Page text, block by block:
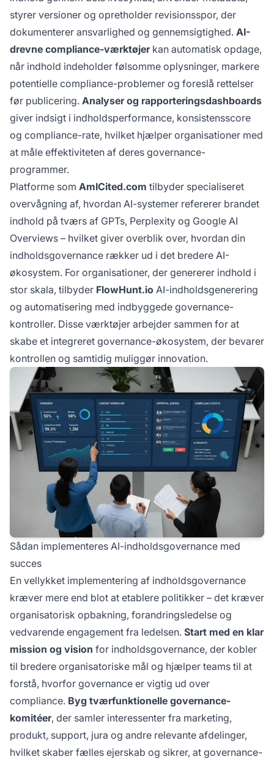
styrer versioner og opretholder revisionsspor, der
dokumenterer ansvarlighed og gennemsigtighed. AI-
drevne compliance-værktøjerkan automatisk opdage,
når indhold indeholder følsomme oplysninger, markere
potentielle compliance-problemer og foreslå rettelser
før publicering. Analyser og rapporteringsdashboards
giver indsigt i indholdsperformance, konsistensscore
og compliance-rate, hvilket hjælper organisationer med
at måle effektiviteten af deres governance-
programmer.
Platforme som AmICited.com tilbyder specialiseret
overvågning af, hvordan AI-systemer refererer brandet
indhold på tværs af GPTs, Perplexity og Google AI
Overviews – hvilket giver overblik over, hvordan din
indholdsgovernance rækker ud i det bredere AI-
økosystem. For organisationer, der genererer indhold i
stor skala, tilbyder FlowHunt.io AI-indholdsgenerering
og automatisering med indbyggede governance-
kontroller. Disse værktøjer arbejder sammen for at
skabe et integreret governance-økosystem, der bevarer
kontrollen og samtidig muliggør innovation.
Sådan implementeres AI-indholdsgovernance med
succes
En vellykket implementering af indholdsgovernance
kræver mere end blot at etablere politikker – det kræver
organisatorisk opbakning, forandringsledelse og
vedvarende engagement fra ledelsen. Start med en klar
mission og vision for indholdsgovernance, der kobler
til bredere organisatoriske mål og hjælper teams til at
forstå, hvorfor governance er vigtig ud over
compliance. Byg tværfunktionelle governance-
komitéer, der samler interessenter fra marketing,
produkt, support, jura og andre relevante afdelinger,
hvilket skaber fælles ejerskab og sikrer, at governance-